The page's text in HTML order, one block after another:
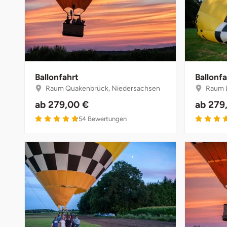
Ballonfahrt
Raum Quakenbrück, Niedersachsen
ab 279,00 €
4.8 von 5
54 Bewertungen
Raum
ab